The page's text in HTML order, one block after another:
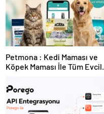
Petmona : Kedi Maması ve
Köpek Maması İle Tüm Evcil